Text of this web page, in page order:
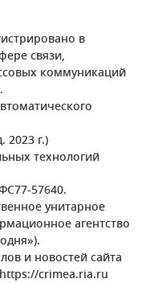
в
связи,
коммуникаций
2023 г.)
технологий
57640.
унитарное
агентство
и новостей сайта
crimea.ria.ru